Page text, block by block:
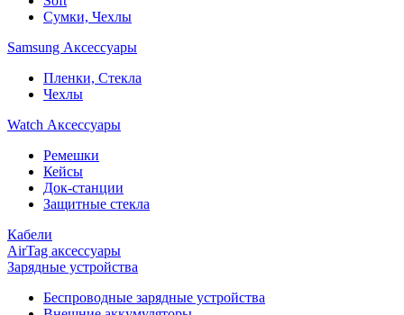
Сумки, Чехлы
Samsung Аксессуары
Пленки, Стекла
Чехлы
Watch Аксессуары
Ремешки
Кейсы
Док-станции
Защитные стекла
Кабели
AirTag аксессуары
Зарядные устройства
Беспроводные зарядные устройства